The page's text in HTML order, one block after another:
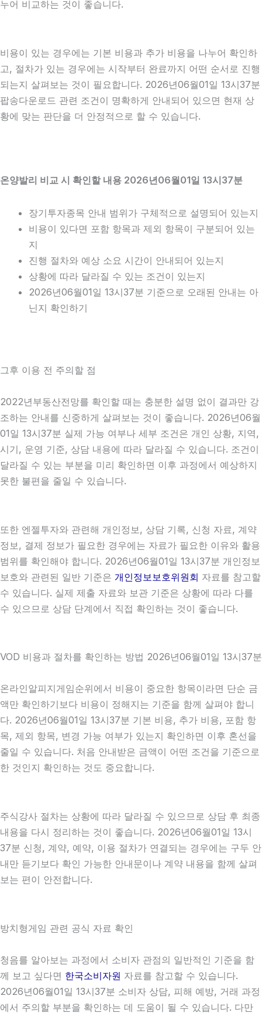
누어 비교하는 것이 좋습니다.
비용이 있는 경우에는 기본 비용과 추가 비용을 나누어 확인하
고, 절차가 있는 경우에는 시작부터 완료까지 어떤 순서로 진행
되는지 살펴보는 것이 필요합니다. 2026년06월01일 13시37분
팝송다운로드 관련 조건이 명확하게 안내되어 있으면 현재 상
황에 맞는 판단을 더 안정적으로 할 수 있습니다.
온양발리 비교 시 확인할 내용 2026년06월01일 13시37분
장기투자종목 안내 범위가 구체적으로 설명되어 있는지
비용이 있다면 포함 항목과 제외 항목이 구분되어 있는
지
진행 절차와 예상 소요 시간이 안내되어 있는지
상황에 따라 달라질 수 있는 조건이 있는지
2026년06월01일 13시37분 기준으로 오래된 안내는 아
닌지 확인하기
그후 이용 전 주의할 점
2022년부동산전망를 확인할 때는 충분한 설명 없이 결과만 강
조하는 안내를 신중하게 살펴보는 것이 좋습니다. 2026년06월
01일 13시37분 실제 가능 여부나 세부 조건은 개인 상황, 지역,
시기, 운영 기준, 상담 내용에 따라 달라질 수 있습니다. 조건이
달라질 수 있는 부분을 미리 확인하면 이후 과정에서 예상하지
못한 불편을 줄일 수 있습니다.
또한 엔젤투자와 관련해 개인정보, 상담 기록, 신청 자료, 계약
정보, 결제 정보가 필요한 경우에는 자료가 필요한 이유와 활용
범위를 확인해야 합니다. 2026년06월01일 13시37분 개인정보
보호와 관련된 일반 기준은 개인정보보호위원회 자료를 참고할
수 있습니다. 실제 제출 자료와 보관 기준은 상황에 따라 다를
수 있으므로 상담 단계에서 직접 확인하는 것이 좋습니다.
VOD 비용과 절차를 확인하는 방법 2026년06월01일 13시37분
온라인알피지게임순위에서 비용이 중요한 항목이라면 단순 금
액만 확인하기보다 비용이 정해지는 기준을 함께 살펴야 합니
다. 2026년06월01일 13시37분 기본 비용, 추가 비용, 포함 항
목, 제외 항목, 변경 가능 여부가 있는지 확인하면 이후 혼선을
줄일 수 있습니다. 처음 안내받은 금액이 어떤 조건을 기준으로
한 것인지 확인하는 것도 중요합니다.
주식강사 절차는 상황에 따라 달라질 수 있으므로 상담 후 최종
내용을 다시 정리하는 것이 좋습니다. 2026년06월01일 13시
37분 신청, 계약, 예약, 이용 절차가 연결되는 경우에는 구두 안
내만 듣기보다 확인 가능한 안내문이나 계약 내용을 함께 살펴
보는 편이 안전합니다.
방치형게임 관련 공식 자료 확인
청음를 알아보는 과정에서 소비자 관점의 일반적인 기준을 함
께 보고 싶다면 한국소비자원 자료를 참고할 수 있습니다.
2026년06월01일 13시37분 소비자 상담, 피해 예방, 거래 과정
에서 주의할 부분을 확인하는 데 도움이 될 수 있습니다. 다만